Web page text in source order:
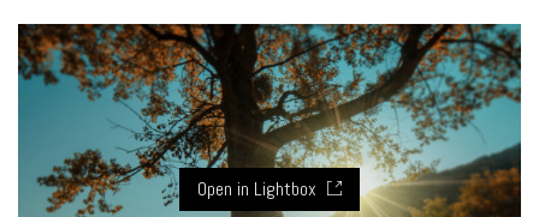
Open in Lightbox